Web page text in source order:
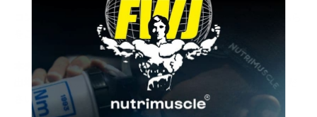
こちらを、競技カテゴリーについては
をご確認ください。
本チケットの購入をもってコンテストに出場登録されます。
出場登録の状況は、FWJアプリおよびFWJ公式HP
よりご確認くだ
さい。